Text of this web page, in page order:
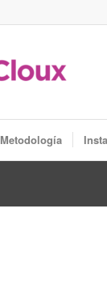
Metodología